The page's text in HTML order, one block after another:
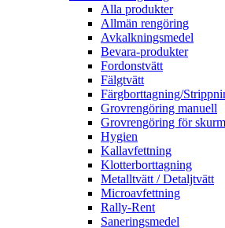
Alla produkter
Allmän rengöring
Avkalkningsmedel
Bevara-produkter
Fordonstvätt
Fälgtvätt
Färgborttagning/
Grovrengöring manuell
Grovrengöring för
Hygien
Kallavfettning
Klotterborttagning
Metalltvätt / Detaljtvätt
Microavfettning
Rally-Rent
Saneringsmedel